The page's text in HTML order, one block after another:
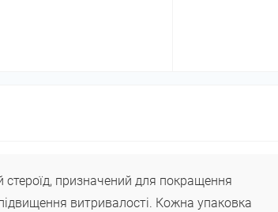
призначений для покращення
витривалості. Кожна упаковка